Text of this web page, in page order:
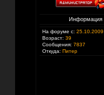
Информация
На форуме с: 25.10.2009
Возраст: 39
Сообщения: 7837
Откуда: Питер